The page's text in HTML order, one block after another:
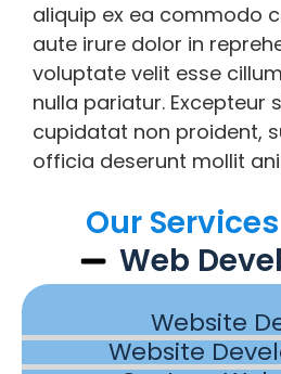
aliquip ex ea commodo
aute irure dolor in
voluptate velit esse
nulla pariatur. Excepteur
cupidatat non proident,
officia deserunt mollit
Our
Web
Website
Website